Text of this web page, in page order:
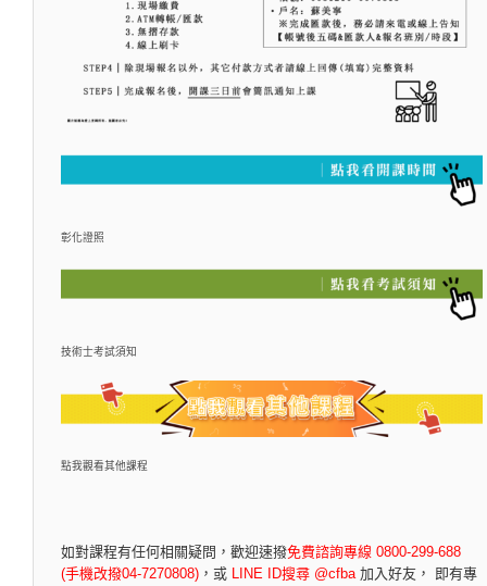
彰化證照
技術士考試須知
點我觀看其他課程
如對課程有任何相關疑問， 歡迎速撥免費諮詢專線 0800-299-688
(手機改撥04-7270808) ， 或 LINE ID搜尋 @cfba加入好友， 即有專